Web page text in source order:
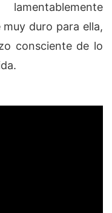
duro para ella,
consciente de lo